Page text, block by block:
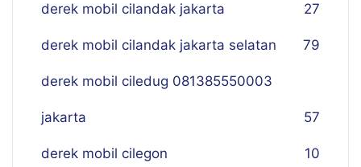
derek mobil cilandak jakarta 27
derek mobil cilandak jakarta selatan 79
derek mobil ciledug 081385550003
jakarta 57
derek mobil cilegon 10